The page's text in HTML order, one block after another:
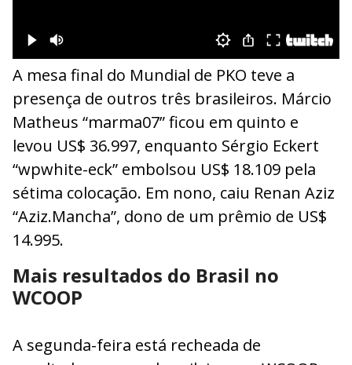
A mesa final do Mundial de PKO teve a
presença de outros três brasileiros. Márcio
Matheus “marma07” ficou em quinto e
levou US$ 36.997, enquanto Sérgio Eckert
“wpwhite-eck” embolsou US$ 18.109 pela
sétima colocação. Em nono, caiu Renan Aziz
“Aziz.Mancha”, dono de um prêmio de US$
14.995.
Mais resultados do Brasil no
WCOOP
A segunda-feira está recheada de